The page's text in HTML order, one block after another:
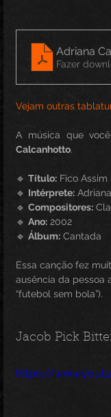
Adriana
Fazer
Vejam outras
A música que
Calcanhotto.
🔹 Título: Fico Assim
🔹 Intérprete:
🔹 Compositores:
🔹 Ano: 2002
🔹 Álbum: Cantada
Essa canção fez
ausência da pessoa
“futebol sem bola”).
Jacob Pick
https://